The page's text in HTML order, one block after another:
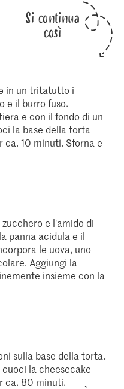
Si continua
così
in un tritatutto i
e il burro fuso.
e con il fondo di un
la base della torta
ca. 10 minuti. Sforna e
e l'amido di
panna acidula e il
le uova, uno
Aggiungi la
insieme con la
sulla base della torta.
la cheesecake
ca. 80 minuti.